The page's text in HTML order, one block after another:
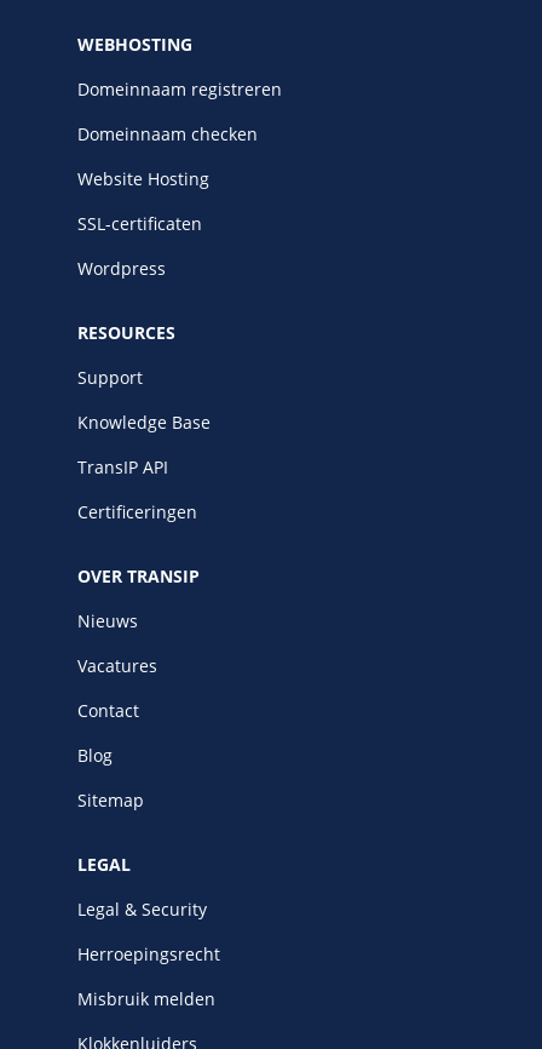
WEBHOSTING
Domeinnaam registreren
Domeinnaam checken
Website Hosting
SSL-certificaten
Wordpress
RESOURCES
Support
Knowledge Base
TransIP API
Certificeringen
OVER TRANSIP
Nieuws
Vacatures
Contact
Blog
Sitemap
LEGAL
Legal & Security
Herroepingsrecht
Misbruik melden
Klokkenluiders